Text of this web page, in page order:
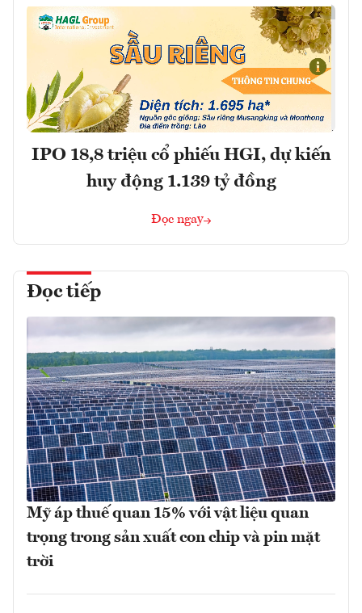
IPO 18,8 triệu cổ phiếu HGI, dự kiến
huy động 1.139 tỷ đồng
Đọc ngay
Đọc tiếp
Mỹ áp thuế quan 15% với vật liệu quan
trọng trong sản xuất con chip và pin mặt
trời